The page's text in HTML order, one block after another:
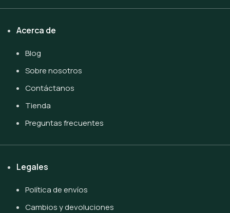
Acerca de
Blog
Sobre nosotros
Contáctanos
Tienda
Preguntas frecuentes
Legales
Política de envíos
Cambios y devoluciones